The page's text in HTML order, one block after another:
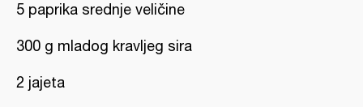
5 paprika srednje veličine
300 g mladog kravljeg sira
2 jajeta